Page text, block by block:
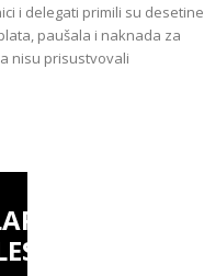
i delegati primili su desetine
paušala i naknada za
nisu prisustvovali